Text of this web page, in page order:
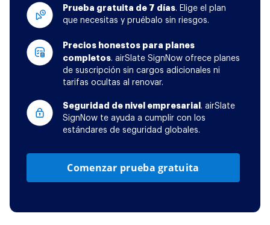
Prueba gratuita de 7 días. Elige el plan
que necesitas y pruébalo sin riesgos.
Precios honestos para planes
completos. airSlate SignNow ofrece planes
de suscripción sin cargos adicionales ni
tarifas ocultas al renovar.
Seguridad de nivel empresarial . airSlate
SignNow te ayuda a cumplir con los
estándares de seguridad globales.
Comenzar prueba gratuita